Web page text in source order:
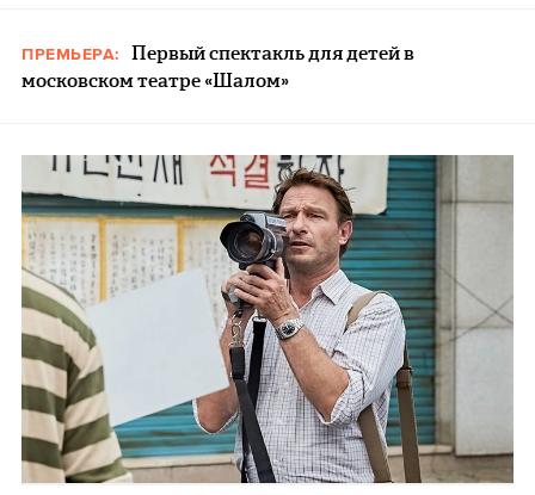
ПРЕМЬЕРА:
Первый спектакль для детей в
московском театре «Шалом»